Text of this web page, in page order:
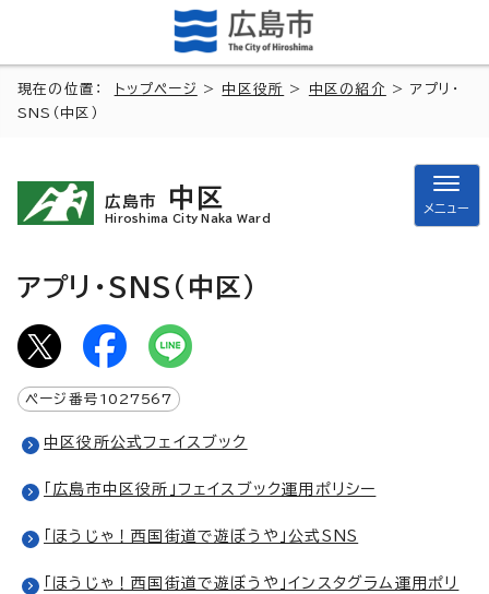
現在の位置： トップページ > 中区役所 > 中区の紹介
> アプリ・
SNS（中区）
広島市 中区
Hiroshima City Naka Ward
メニュー
アプリ・SNS（中区）
ページ番号 1027567
中区役所公式フェイスブック
「広島市中区役所」フェイスブック運用ポリシー
「ほうじゃ！西国街道で遊ぼうや」公式SNS
「ほうじゃ！西国街道で遊ぼうや」インスタグラム運用ポリ